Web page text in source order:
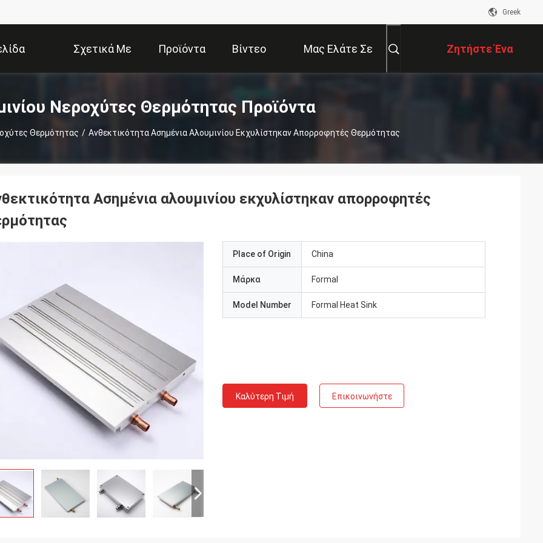
Greek
Σχετικά Με Προϊόντα Βίντεο Μας Ελάτε Σε Ζητήστε Ένα
Απόσπασμα
Νεροχύτες Θερμότητας Προϊόντα
Θερμότητας / Ανθεκτικότητα Ασημένια Αλουμινίου Εκχυλίστηκαν Απορροφητές Θερμότητας
Ασημένια αλουμινίου εκχυλίστηκαν απορροφητές
Place of Origin China
Μάρκα Formal
Model Number Formal Heat Sink
Καλύτερη Τιμή Επικοινωνήστε